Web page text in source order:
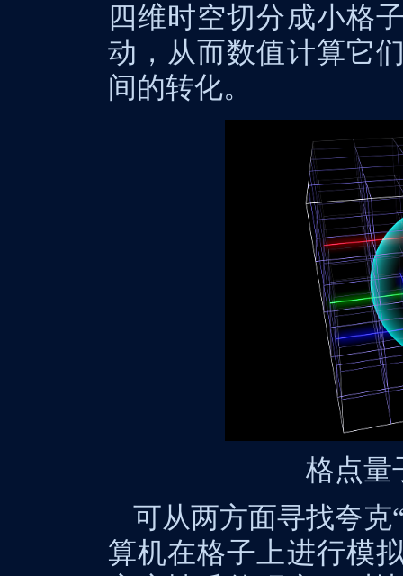
四维时空切分成小格
动，从而数值计算它
间的转化。
格点量
可从两方面寻找夸克
算机在格子上进行模